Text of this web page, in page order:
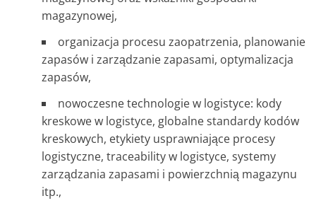
magazynowej,
organizacja procesu zaopatrzenia, planowanie
zapasów i zarządzanie zapasami, optymalizacja
zapasów,
nowoczesne technologie w logistyce: kody
kreskowe w logistyce, globalne standardy kodów
kreskowych, etykiety usprawniające procesy
logistyczne, traceability w logistyce, systemy
zarządzania zapasami i powierzchnią magazynu
itp.,